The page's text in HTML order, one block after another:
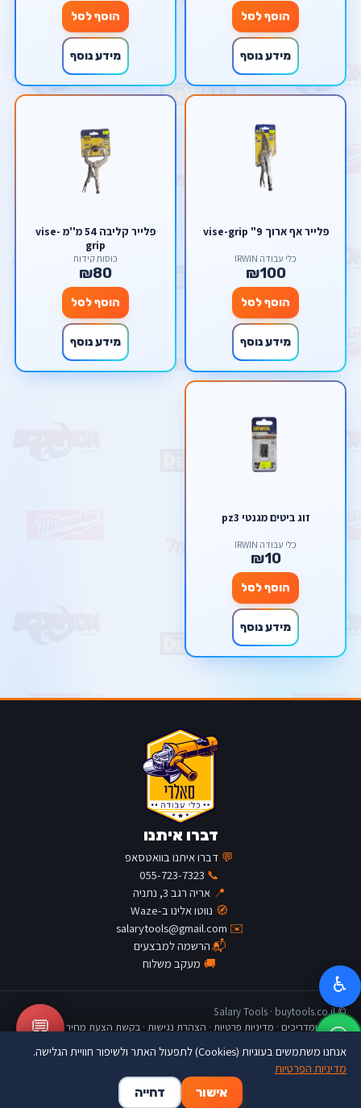
הוסף לסל
מידע נוסף
הוסף לסל
מידע נוסף
פלייר אף ארוך 9" vise-grip
כלי עבודה IRWIN
₪100
הוסף לסל
מידע נוסף
פלייר קליבה 54 מ''מ vise-
grip
כוסות קידוח
₪80
הוסף לסל
מידע נוסף
זוג ביטים מגנטי pz3
כלי עבודה IRWIN
₪10
הוסף לסל
מידע נוסף
דברו איתנו
💬 דברו איתנו בוואטסאפ
📞
055-723-7323
📍 אריה רגב 3, נתניה
🧭 נווטו אלינו ב-Waze
✉️
salarytools@gmail.com
📬הרשמה למבצעים
🚚 מעקב משלוח
© Salary Tools · buytools.co.il
כתבות ומדריכים · מדיניות פרטיות · הצהרת נגישות · בקשת הצעת מחיר 💬
♿
🛒
אנחנו משתמשים בעוגיות (Cookies) לתפעול האתר ולשיפור חוויית הגלישה.
מדיניות הפרטיות
אישור
דחייה